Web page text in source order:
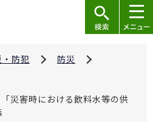
・防犯
防災
災害時における飲料水等の供